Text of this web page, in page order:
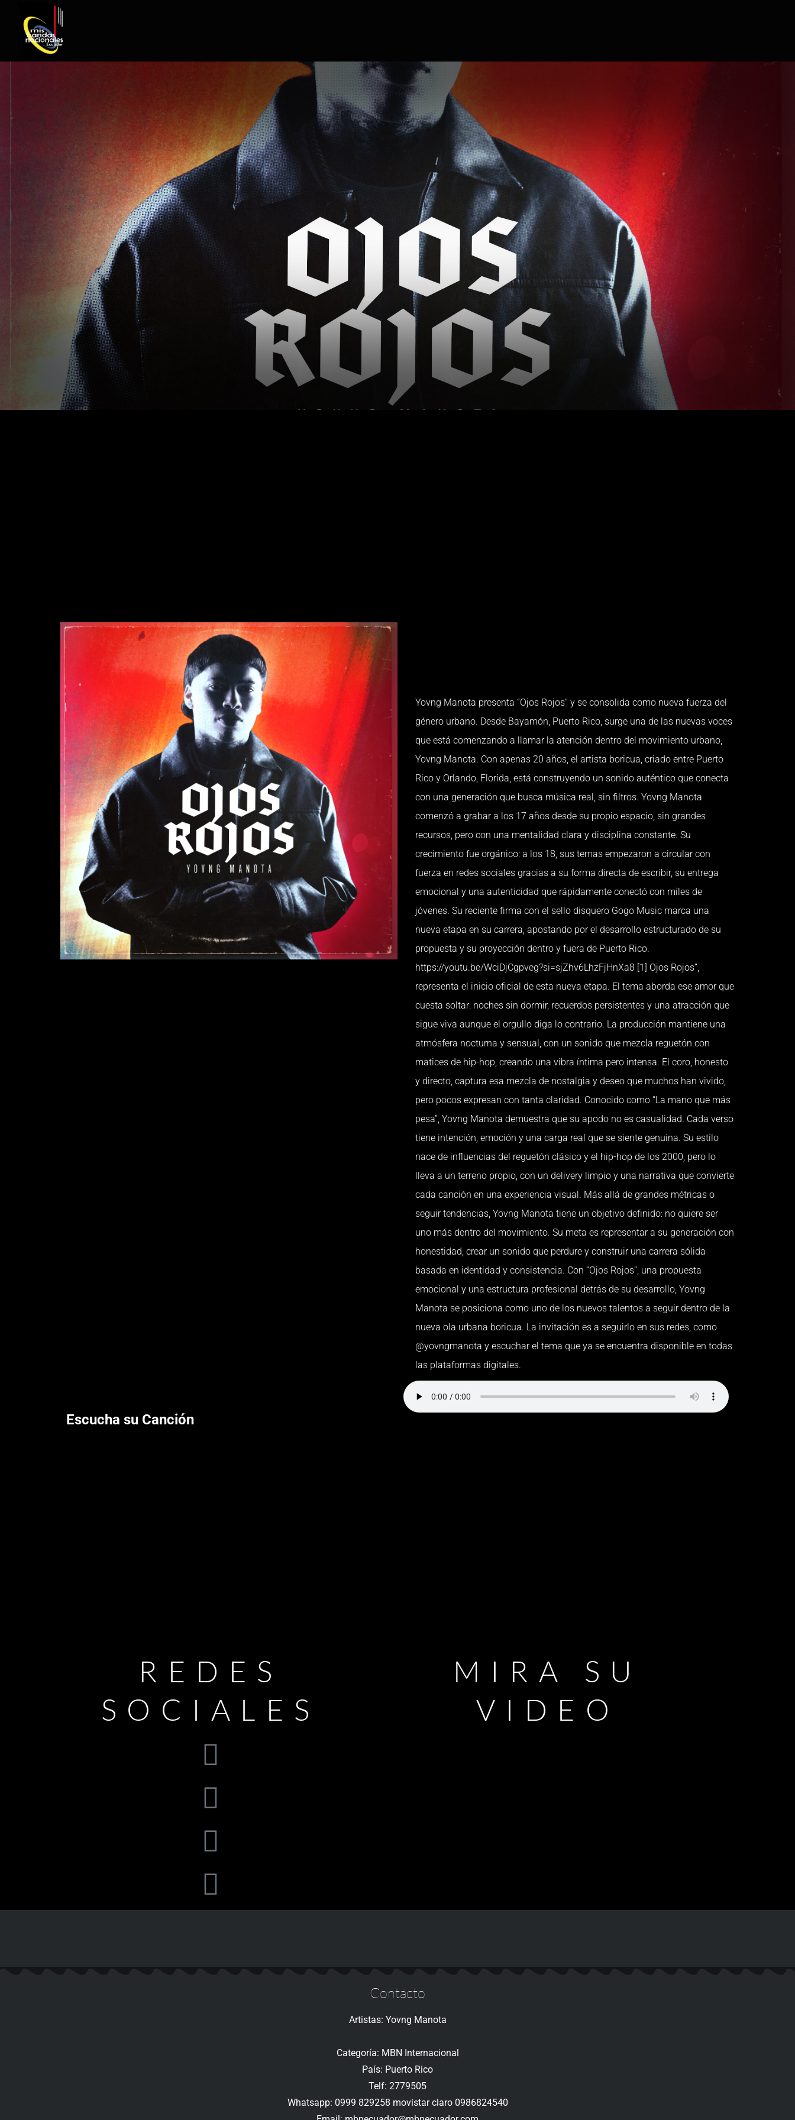
Yovng Manota presenta “Ojos Rojos” y se consolida como nueva fuerza del
género urbano. Desde Bayamón, Puerto Rico, surge una de las nuevas voces
que está comenzando a llamar la atención dentro del movimiento urbano,
Yovng Manota. Con apenas 20 años, el artista boricua, criado entre Puerto
Rico y Orlando, Florida, está construyendo un sonido auténtico que conecta
con una generación que busca música real, sin filtros. Yovng Manota
comenzó a grabar a los 17 años desde su propio espacio, sin grandes
recursos, pero con una mentalidad clara y disciplina constante. Su
crecimiento fue orgánico: a los 18, sus temas empezaron a circular con
fuerza en redes sociales gracias a su forma directa de escribir, su entrega
emocional y una autenticidad que rápidamente conectó con miles de
jóvenes. Su reciente firma con el sello disquero Gogo Music marca una
nueva etapa en su carrera, apostando por el desarrollo estructurado de su
propuesta y su proyección dentro y fuera de Puerto Rico.
https://youtu.be/WciDjCgpveg?si=sjZhv6LhzFjHnXa8 [1] Ojos Rojos”,
representa el inicio oficial de esta nueva etapa. El tema aborda ese amor que
cuesta soltar: noches sin dormir, recuerdos persistentes y una atracción que
sigue viva aunque el orgullo diga lo contrario. La producción mantiene una
atmósfera nocturna y sensual, con un sonido que mezcla reguetón con
matices de hip-hop, creando una vibra íntima pero intensa. El coro, honesto
y directo, captura esa mezcla de nostalgia y deseo que muchos han vivido,
pero pocos expresan con tanta claridad. Conocido como “La mano que más
pesa”, Yovng Manota demuestra que su apodo no es casualidad. Cada verso
tiene intención, emoción y una carga real que se siente genuina. Su estilo
nace de influencias del reguetón clásico y el hip-hop de los 2000, pero lo
lleva a un terreno propio, con un delivery limpio y una narrativa que convierte
cada canción en una experiencia visual. Más allá de grandes métricas o
seguir tendencias, Yovng Manota tiene un objetivo definido: no quiere ser
uno más dentro del movimiento. Su meta es representar a su generación con
honestidad, crear un sonido que perdure y construir una carrera sólida
basada en identidad y consistencia. Con “Ojos Rojos”, una propuesta
emocional y una estructura profesional detrás de su desarrollo, Yovng
Manota se posiciona como uno de los nuevos talentos a seguir dentro de la
nueva ola urbana boricua. La invitación es a seguirlo en sus redes, como
@yovngmanota y escuchar el tema que ya se encuentra disponible en todas
las plataformas digitales.
Escucha su Canción
REDES
SOCIALES
MIRA SU
VIDEO
Contacto
Artistas: Yovng Manota
Categoría: MBN Internacional
País: Puerto Rico
Telf: 2779505
Whatsapp: 0999 829258 movistar claro 0986824540